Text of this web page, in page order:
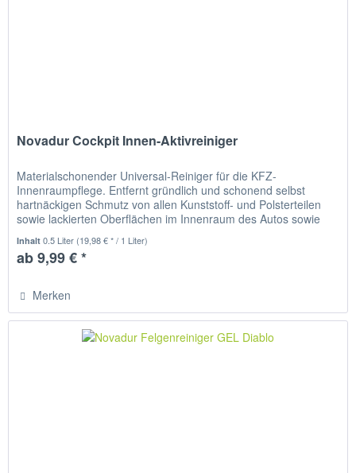
Novadur Cockpit Innen-Aktivreiniger
Materialschonender Universal-Reiniger für die KFZ-
Innenraumpflege. Entfernt gründlich und schonend selbst
hartnäckigen Schmutz von allen Kunststoff- und Polsterteilen
sowie lackierten Oberflächen im Innenraum des Autos sowie
Inhalt0.5 Liter (19,98 € * / 1 Liter)
ab 9,99 € *
Merken